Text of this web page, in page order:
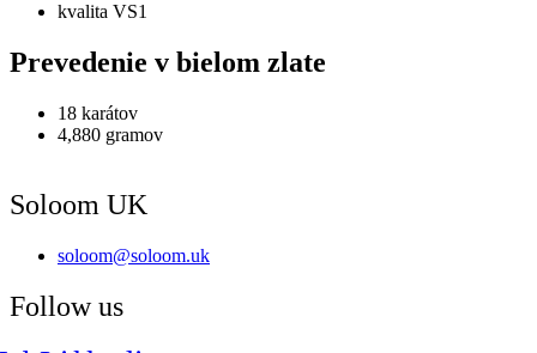
kvalita VS1
Prevedenie v bielom zlate
18 karátov
4,880 gramov
Soloom UK
soloom@soloom.uk
Follow us